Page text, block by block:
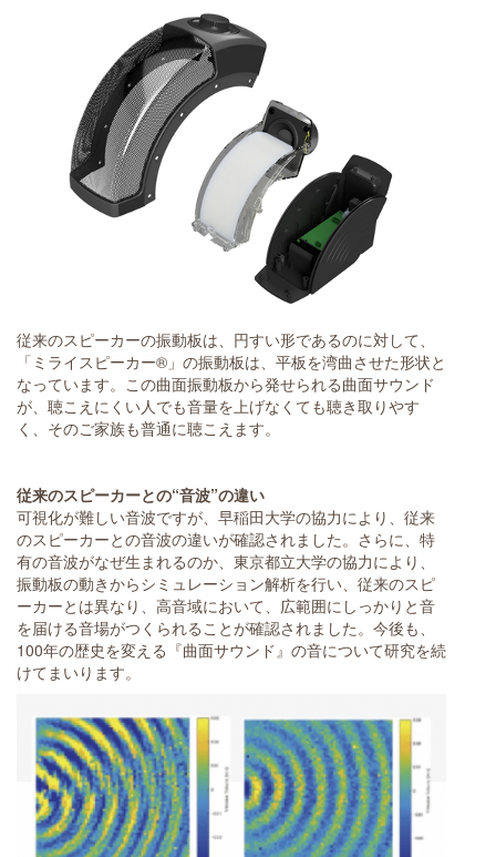
従来のスピーカーの振動板は、円すい形であるのに対して、
「ミライスピーカー®」の振動板は、平板を湾曲させた形状と
なっています。この曲面振動板から発せられる曲面サウンド
が、聴こえにくい人でも音量を上げなくても聴き取りやす
く、そのご家族も普通に聴こえます。
従来のスピーカーとの“音波”の違い
可視化が難しい音波ですが、早稲田大学の協力により、従来
のスピーカーとの音波の違いが確認されました。さらに、特
有の音波がなぜ生まれるのか、東京都立大学の協力により、
振動板の動きからシミュレーション解析を行い、従来のスピ
ーカーとは異なり、高音域において、広範囲にしっかりと音
を届ける音場がつくられることが確認されました。今後も、
100年の歴史を変える『曲面サウンド』の音について研究を続
けてまいります。